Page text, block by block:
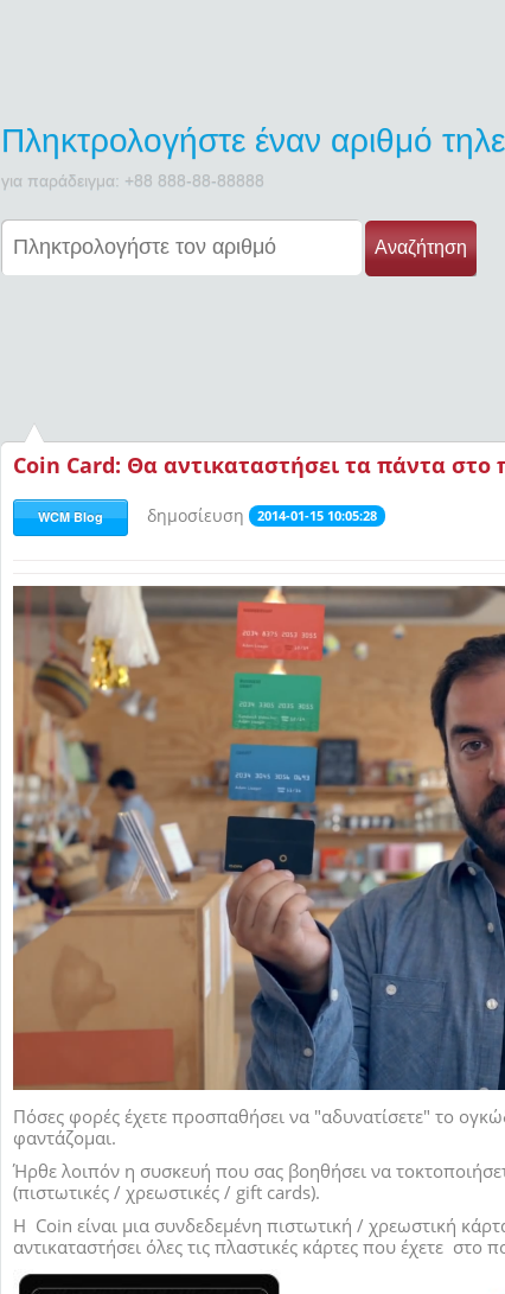
Πληκτρολογήστε έναν αριθμό
για παράδειγμα: +88 888-88-88888
Αναζήτηση
Coin Card: Θα αντικαταστήσει τα πάντα στο
WCM Blog δημοσίευση 2014-01-15 10:05:28
Πόσες φορές έχετε προσπαθήσει να "αδυνατίσετε" το
φαντάζομαι.
Ήρθε λοιπόν η συσκευή που σας βοηθήσει να
(πιστωτικές / χρεωστικές / gift cards).
H Coin είναι μια συνδεδεμένη πιστωτική / χρεωστική
αντικαταστήσει όλες τις πλαστικές κάρτες που έχετε στο